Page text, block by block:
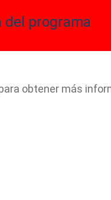
del programa
obtener más